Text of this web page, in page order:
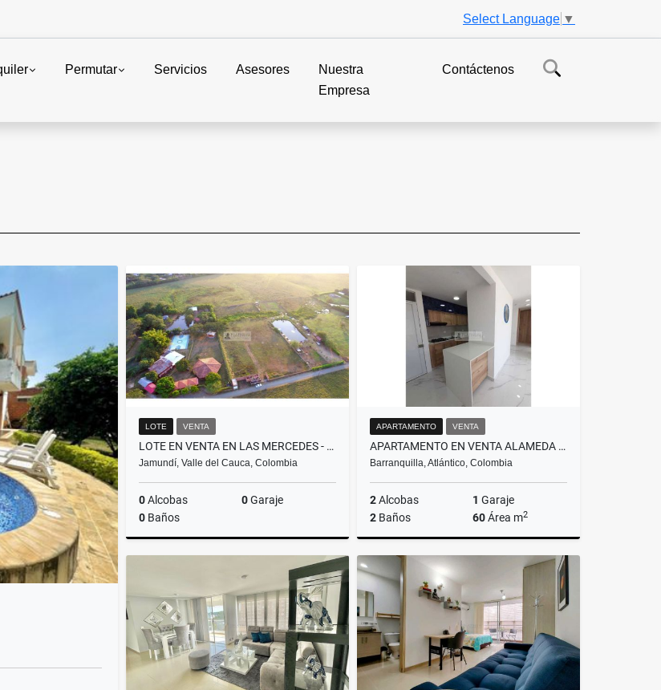
Select Language ▼
Permutar Servicios Asesores
Nuestra
Empresa
Contáctenos
LOTE VENTA
LOTE EN VENTA EN LAS MERCEDES - JAMUNDI
Jamundí, Valle del Cauca, Colombia
0Alcobas 0Garaje
0 Baños
Venta
$3.190.000.000
APARTAMENTO VENTA
APARTAMENTO EN VENTA ALAMEDA DEL RIO - BARRANQUILLA
Barranquilla, Atlántico, Colombia
2Alcobas 1 Garaje
2 Baños 60Área m2
Venta
$237.000.000